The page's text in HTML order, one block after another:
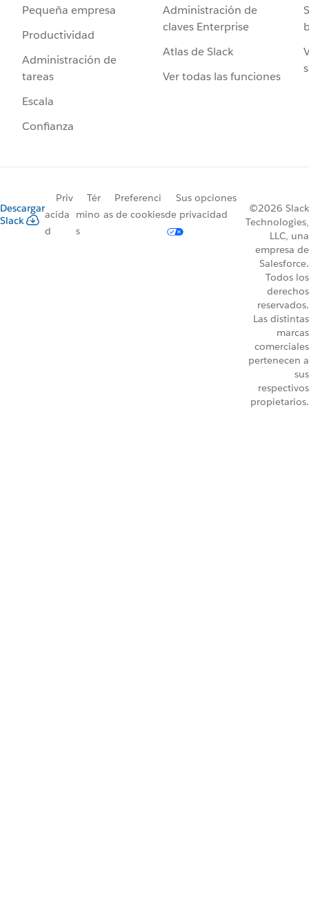
Pequeña empresa
Productividad
Administración de
tareas
Escala
Confianza
Administración de
claves Enterprise
Atlas de Slack
Ver todas las funciones
Descargar
Slack
Priv
acida
d
Tér
mino
s
Preferenci
as de cookies
Sus opciones
de privacidad
©2026 Slack
Technologies,
LLC, una
empresa de
Salesforce.
Todos los
derechos
reservados.
Las distintas
marcas
comerciales
pertenecen a
sus
respectivos
propietarios.